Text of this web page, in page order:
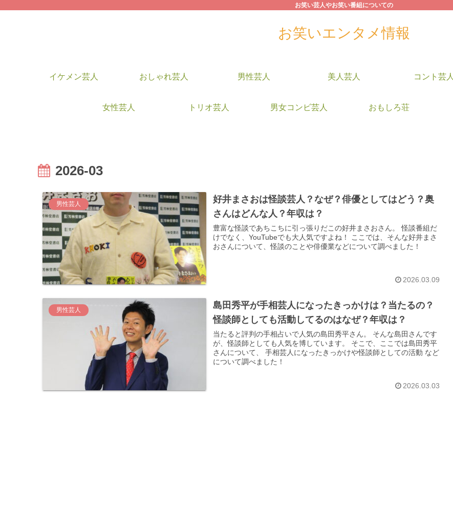
お笑い芸人やお笑い番組についての
お笑いエンタメ情報
イケメン芸人 おしゃれ芸人 男性芸人 美人芸人 コント芸人
女性芸人 トリオ芸人 男女コンビ芸人 おもしろ荘
2026-03
男性芸人
好井まさおは怪談芸人？なぜ？俳優としてはどう？奥
さんはどんな人？年収は？
豊富な怪談であちこちに引っ張りだこの好井まさおさん。 怪談番組だ
けでなく、YouTubeでも大人気ですよね！ ここでは、そんな好井まさ
おさんについて、怪談のことや俳優業などについて調べました！
2026.03.09
男性芸人
島田秀平が手相芸人になったきっかけは？当たるの？
怪談師としても活動してるのはなぜ？年収は？
当たると評判の手相占いで人気の島田秀平さん。 そんな島田さんです
が、怪談師としても人気を博しています。 そこで、ここでは島田秀平
さんについて、 手相芸人になったきっかけや怪談師としての活動 など
について調べました！
2026.03.03